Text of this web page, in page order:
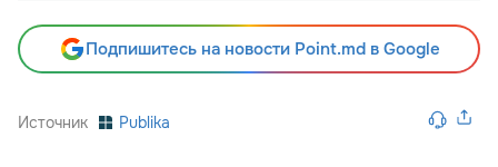
Подпишитесь на новости Point.md в Google
Источник Publika